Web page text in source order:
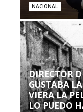
NACIONAL
DIRECTOR
GUSTABA
VIERA LA
LO PUEDO